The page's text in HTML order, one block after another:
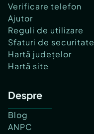
Verificare telefon
Ajutor
Reguli de utilizare
Sfaturi de securitate
Hartă județelor
Hartă site
Despre
Blog
ANPC